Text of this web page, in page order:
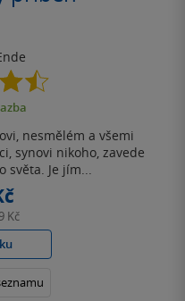
nesmělém a všemi
synovi nikoho, zavede
světa. Je jím...
Kč